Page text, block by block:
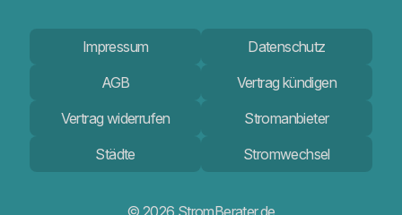
Impressum
Datenschutz
AGB
Vertrag kündigen
Vertrag widerrufen
Stromanbieter
Städte
Stromwechsel